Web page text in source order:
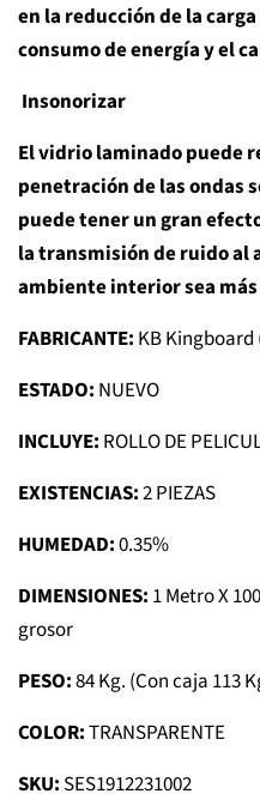
en la reducción de la
consumo de energía y el
Insonorizar
El vidrio laminado puede
penetración de las ondas
puede tener un gran
la transmisión de ruido al
ambiente interior sea
FABRICANTE: KB Kingboard
ESTADO: NUEVO
INCLUYE: ROLLO DE
EXISTENCIAS:2 PIEZAS
HUMEDAD:0.35%
DIMENSIONES: 1 Metro X
grosor
PESO:84 Kg. (Con caja 113
COLOR:TRANSPARENTE
SKU: SES1912231002